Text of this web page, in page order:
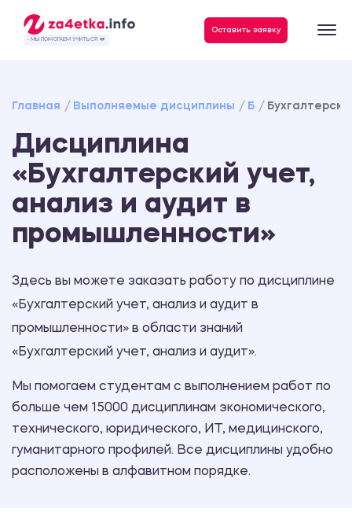
- МЫ ПОМОГАЕМ УЧИТЬСЯ ❤️
Оставить заявку
Главная Выполняемые дисциплины Б
Дисциплина
«Бухгалтерский учет,
анализ и аудит в
промышленности»
Здесь вы можете заказать работу по дисциплине
«Бухгалтерский учет, анализ и аудит в
промышленности» в области знаний
«Бухгалтерский учет, анализ и аудит».
Мы помогаем студентам с выполнением работ по
больше чем 15000 дисциплинам экономического,
технического, юридического, ИТ, медицинского,
гуманитарного профилей. Все дисциплины удобно
расположены в алфавитном порядке.